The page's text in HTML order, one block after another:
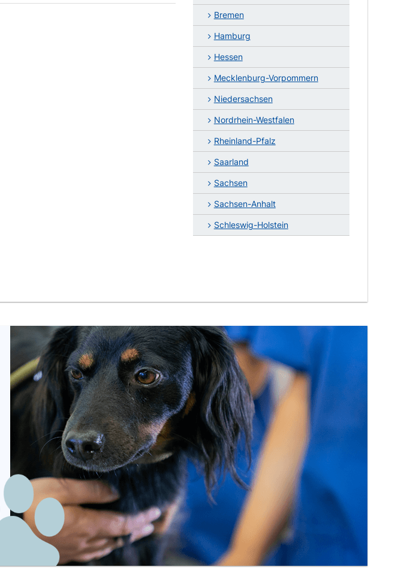
Bremen
Hamburg
Hessen
Mecklenburg-Vorpommern
Niedersachsen
Nordrhein-Westfalen
Rheinland-Pfalz
Saarland
Sachsen
Sachsen-Anhalt
Schleswig-Holstein